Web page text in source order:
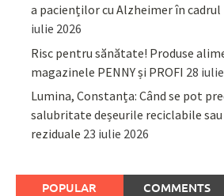
a pacienților cu Alzheimer în cadrul
iulie 2026
Risc pentru sănătate! Produse
magazinele PENNY și PROFI 28
Lumina, Constanța: Când se pot
salubritate deșeurile reciclabile
reziduale 23 iulie 2026
POPULAR COMMENTS